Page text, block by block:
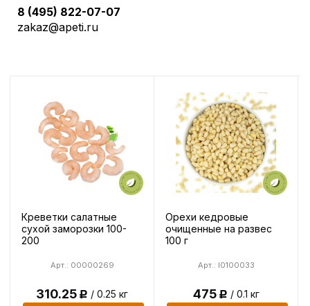
8 (495) 822-07-07
zakaz@apeti.ru
Креветки салатные
сухой заморозки 100-
200
Арт.: 00000269
310.25Р / 0.25 кг
Орехи кедровые
очищенные на развес
100 г
Арт.: I0100033
475Р / 0.1 кг